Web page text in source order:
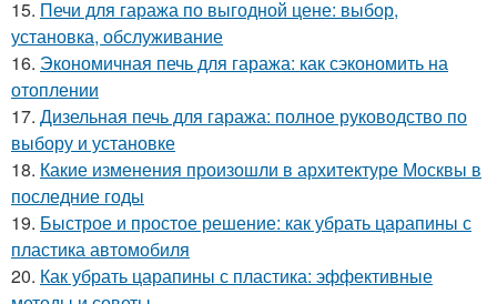
15. Печи для гаража по выгодной цене: выбор,
установка, обслуживание
16. Экономичная печь для гаража: как сэкономить на
отоплении
17. Дизельная печь для гаража: полное руководство по
выбору и установке
18. Какие изменения произошли в архитектуре Москвы в
последние годы
19. Быстрое и простое решение: как убрать царапины с
пластика автомобиля
20. Как убрать царапины с пластика: эффективные